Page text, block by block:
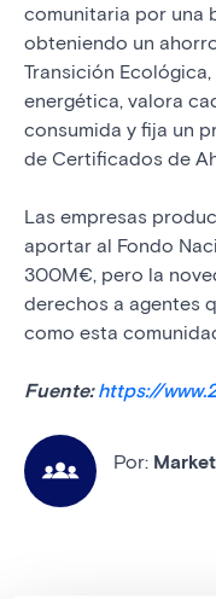
comunitaria por una
obteniendo un
Transición
energética, valora
consumida y fija un
de Certificados de
Las empresas
aportar al Fondo
300M€, pero la
derechos a agentes
como esta
Fuente:https://
Por: